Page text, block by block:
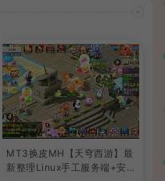
MT3换皮MH【天穹西游】最
新整理Linux手工服务端+安